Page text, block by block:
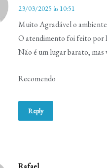
23/03/2025 às 10:51
Muito Agradável o
O atendimento foi feito por
Não é um lugar barato, mas
Recomendo
Reply